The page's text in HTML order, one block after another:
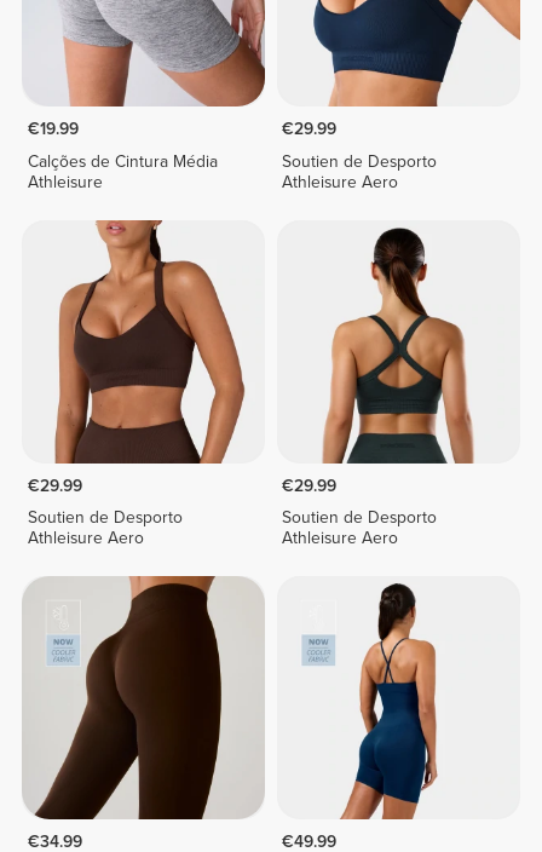
€19.99
Calções de Cintura Média
Athleisure
€29.99
Soutien de Desporto
Athleisure Aero
€29.99
Soutien de Desporto
Athleisure Aero
€29.99
Soutien de Desporto
Athleisure Aero
€34.99 €49.99